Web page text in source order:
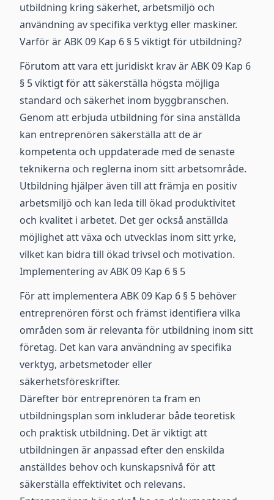
utbildning kring säkerhet, arbetsmiljö och
användning av specifika verktyg eller maskiner.
Varför är ABK 09 Kap 6 § 5 viktigt för utbildning?
Förutom att vara ett juridiskt krav är ABK 09 Kap 6
§ 5 viktigt för att säkerställa högsta möjliga
standard och säkerhet inom byggbranschen.
Genom att erbjuda utbildning för sina anställda
kan entreprenören säkerställa att de är
kompetenta och uppdaterade med de senaste
teknikerna och reglerna inom sitt arbetsområde.
Utbildning hjälper även till att främja en positiv
arbetsmiljö och kan leda till ökad produktivitet
och kvalitet i arbetet. Det ger också anställda
möjlighet att växa och utvecklas inom sitt yrke,
vilket kan bidra till ökad trivsel och motivation.
Implementering av ABK 09 Kap 6 § 5
För att implementera ABK 09 Kap 6 § 5 behöver
entreprenören först och främst identifiera vilka
områden som är relevanta för utbildning inom sitt
företag. Det kan vara användning av specifika
verktyg, arbetsmetoder eller
säkerhetsföreskrifter.
Därefter bör entreprenören ta fram en
utbildningsplan som inkluderar både teoretisk
och praktisk utbildning. Det är viktigt att
utbildningen är anpassad efter den enskilda
anställdes behov och kunskapsnivå för att
säkerställa effektivitet och relevans.